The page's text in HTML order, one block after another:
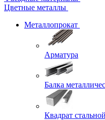
Цветные металлы
Металлопрокат
Арматура
Балка
Квадрат стальной